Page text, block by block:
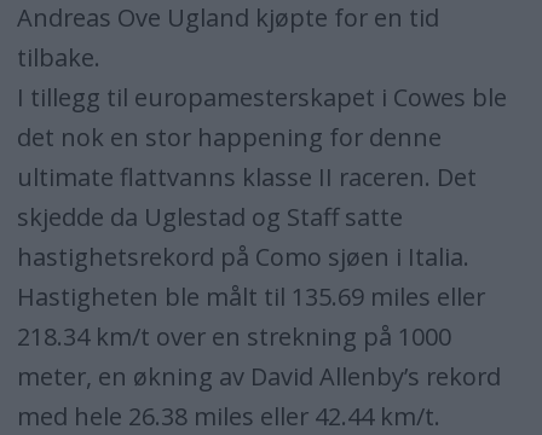
Andreas Ove Ugland kjøpte for en tid
tilbake.
I tillegg til europamesterskapet i Cowes ble
det nok en stor happening for denne
ultimate flattvanns klasse II raceren. Det
skjedde da Uglestad og Staff satte
hastighetsrekord på Como sjøen i Italia.
Hastigheten ble målt til 135.69 miles eller
218.34 km/t over en strekning på 1000
meter, en økning av David Allenby’s rekord
med hele 26.38 miles eller 42.44 km/t.